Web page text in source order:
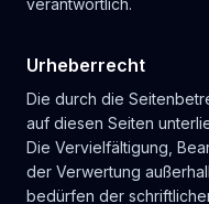
verantwortlich.
Urheberrecht
Die durch die
auf diesen Seiten
Die Vervielfältigung,
der Verwertung
bedürfen der